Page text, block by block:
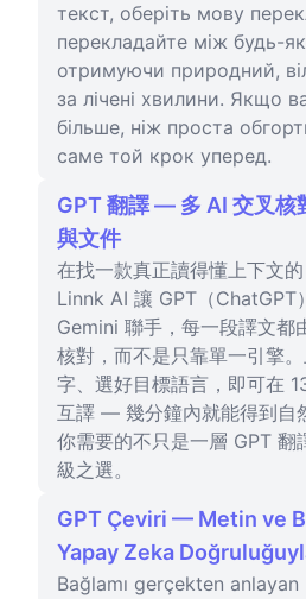
текст, оберіть мову
перекладайте між будь-
отримуючи природний,
за лічені хвилини. Якщо
більше, ніж проста
саме той крок уперед.
GPT 翻譯 — 多 AI 交叉核
與文件
在找一款真正讀得懂上下文
Linnk AI 讓 GPT（ChatGPT
Gemini 聯手，每一段譯文都
核對，而不是只靠單一引擎
字、選好目標語言，即可在
互譯 — 幾分鐘內就能得到自
你需要的不只是一層 GPT 翻
級之選。
GPT Çeviri — Metin ve
Yapay Zeka
Bağlamı gerçekten